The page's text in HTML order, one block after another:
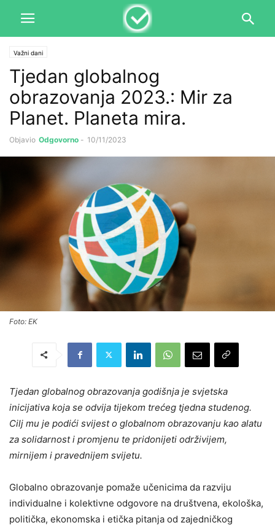
Važni dani
Tjedan globalnog
obrazovanja 2023.: Mir za
Planet. Planeta mira.
Objavio Odgovorno - 10/11/2023
Foto: EK
Tjedan globalnog obrazovanja godišnja je svjetska
inicijativa koja se odvija tijekom trećeg tjedna studenog.
Cilj mu je podići svijest o globalnom obrazovanju kao alatu
za solidarnost i promjenu te pridonijeti održivijem,
mirnijem i pravednijem svijetu.
Globalno obrazovanje pomaže učenicima da razviju
individualne i kolektivne odgovore na društvena, ekološka, ​​
politička, ekonomska i etička pitanja od zajedničkog